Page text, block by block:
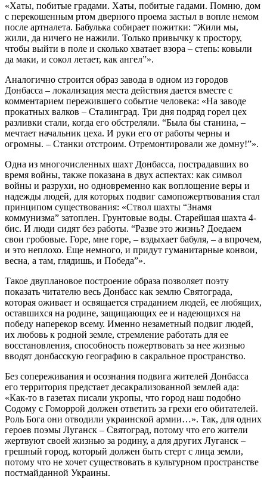
«Хаты, побитые градами. Хаты, побитые гадами. Помню, дом
с перекошенным ртом дверного проема застыл в вопле немом
после артналета. Бабулька собирает пожитки: “Жили мы,
жили, да ничего не нажили. Только привычку к простору,
чтобы выйти в поле и сколько хватает взора – степь: ковыли
да маки, и сокол летает, как ангел”».
Аналогично строится образ завода в одном из городов
Донбасса – локализация места действия дается вместе с
комментарием пережившего событие человека: «На заводе
прокатных валков – Сталинград. Три дня подряд горел цех
разливки стали, когда его обстреляли. “Была бы станина, –
мечтает начальник цеха. И руки его от работы черны и
огромны. – Станки отстроим. Отремонтировали же домну!”».
Одна из многочисленных шахт Донбасса, пострадавших во
время войны, также показана в двух аспектах: как символ
войны и разрухи, но одновременно как воплощение веры и
надежды людей, для которых подвиг самопожертвования стал
принципом существования: «Ствол шахты “Знамя
коммунизма” затоплен. Грунтовые воды. Старейшая шахта 4-
бис. И люди сидят без работы. “Разве это жизнь? Доедаем
свои гробовые. Горе, мне горе, – вздыхает бабуля, – а впрочем,
и это неплохо. Еще немного, и придут гуманитарные конвои,
весна, а там, глядишь, и Победа”».
Такое двуплановое построение образа позволяет поэту
показать читателю весь Донбасс как землю Святограда,
которая оживает и освящается страданием людей, ее любящих,
оставшихся на родине, защищающих ее и надеющихся на
победу наперекор всему. Именно незаметный подвиг людей,
их любовь к родной земле, стремление работать для ее
восстановления, способность пожертвовать за нее жизнью
вводят донбасскую географию в сакральное пространство.
Без сопереживания и осознания подвига жителей Донбасса
его территория предстает десакрализованной землей ада:
«Как-то в газетах писали укропы, что город наш подобно
Содому с Гоморрой должен ответить за грехи его обитателей.
Роль Бога они отводили украинской армии…». Так, для одних
героев поэмы Луганск – Святоград, потому что его жители
жертвуют своей жизнью за родину, а для других Луганск –
грешный город, который должен быть стерт с лица земли,
потому что не хочет существовать в культурном пространстве
постмайданной Украины.